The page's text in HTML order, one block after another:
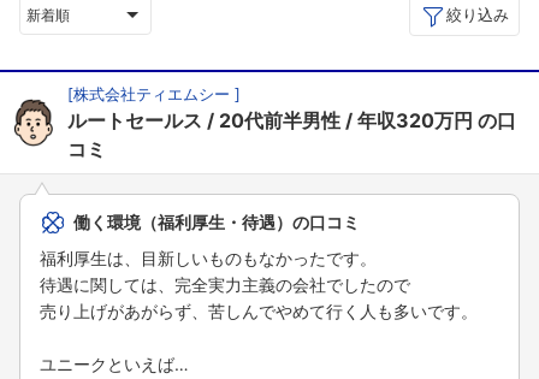
新着順 絞り込み
[株式会社ティエムシー ]
ルートセールス 20代前半男性 年収320万円 の口
コミ
働く環境（福利厚生・待遇）の口コミ
福利厚生は、目新しいものもなかったです。
待遇に関しては、完全実力主義の会社でしたので
売り上げがあがらず、苦しんでやめて行く人も多いです。
ユニークといえば…